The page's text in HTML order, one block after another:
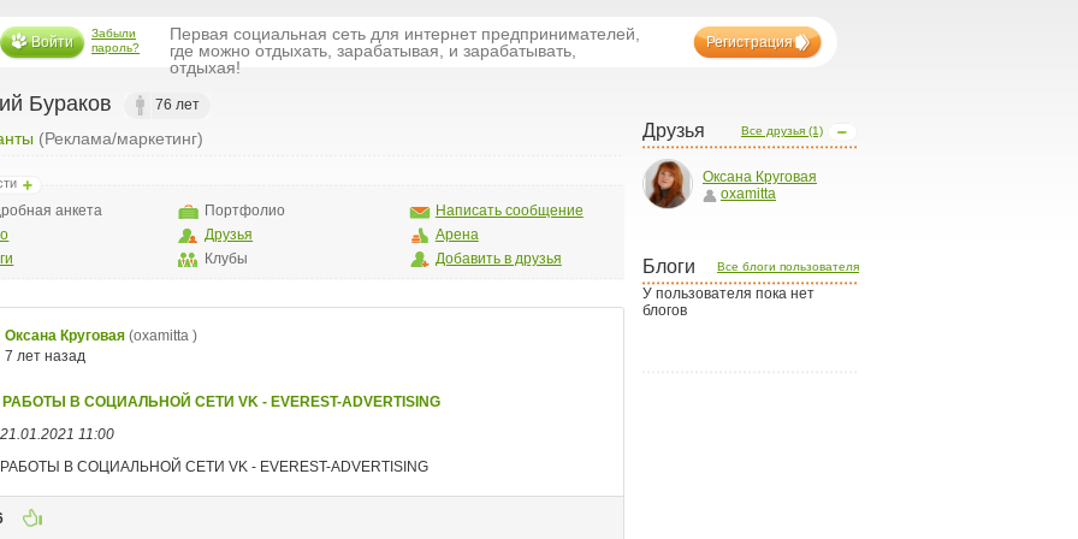
Войти
Забыли
пароль?
Первая социальная сеть для интернет предпринимателей,
где можно отдыхать, зарабатывая, и зарабатывать,
отдыхая!
Регистрация
Все друзья (1)
Друзья
Оксана Круговая
oxamitta
Все блоги пользователя
Блоги
У пользователя пока нет
блогов
Бураков 76 лет
(Реклама/маркетинг)
анкета
Портфолио
Друзья
Клубы
Написать сообщение
Арена
Добавить в друзья